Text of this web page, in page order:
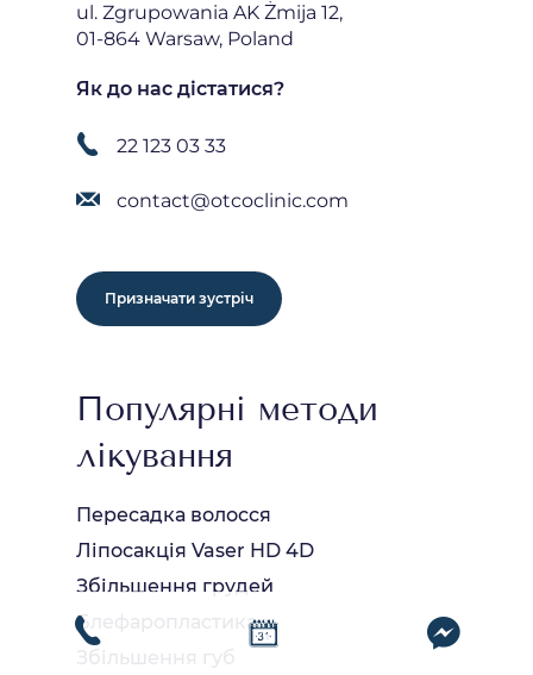
ul. Zgrupowania AK Żmija 12,
01-864 Warsaw, Poland
Як до нас дістатися?
22 123 03 33
contact@otcoclinic.com
Призначати зустріч
Популярні методи
лікування
Пересадка волосся
Ліпосакція Vaser HD 4D
Збільшення грудей
Блефаропластика